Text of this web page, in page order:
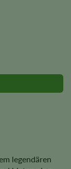
legendären